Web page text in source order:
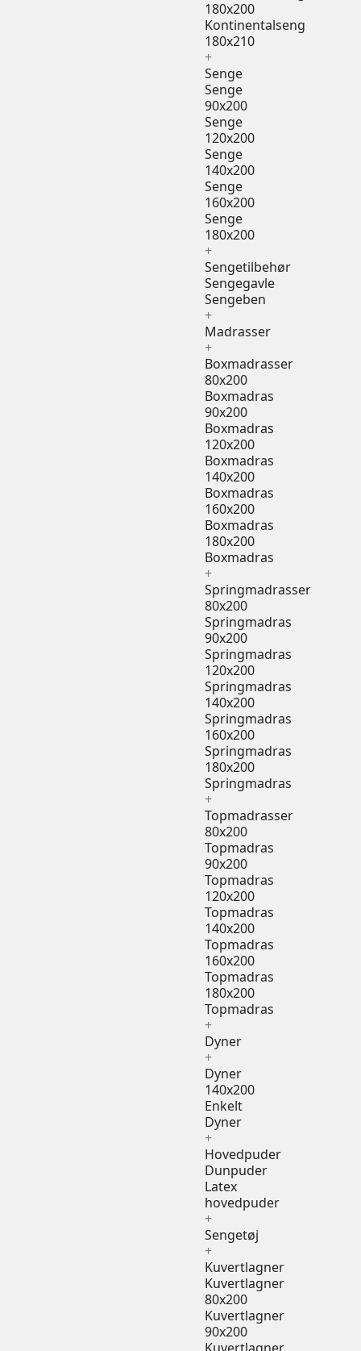
180x200
Kontinentalseng
180x210
+
Senge
Senge
90x200
Senge
120x200
Senge
140x200
Senge
160x200
Senge
180x200
+
Sengetilbehør
Sengegavle
Sengeben
+
Madrasser
+
Boxmadrasser
80x200
Boxmadras
90x200
Boxmadras
120x200
Boxmadras
140x200
Boxmadras
160x200
Boxmadras
180x200
Boxmadras
+
Springmadrasser
80x200
Springmadras
90x200
Springmadras
120x200
Springmadras
140x200
Springmadras
160x200
Springmadras
180x200
Springmadras
+
Topmadrasser
80x200
Topmadras
90x200
Topmadras
120x200
Topmadras
140x200
Topmadras
160x200
Topmadras
180x200
Topmadras
+
Dyner
+
Dyner
140x200
Enkelt
Dyner
+
Hovedpuder
Dunpuder
Latex
hovedpuder
+
Sengetøj
+
Kuvertlagner
Kuvertlagner
80x200
Kuvertlagner
90x200